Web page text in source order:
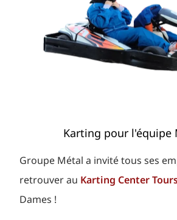
Karting pour l'équipe
Groupe Métal a invité tous ses
retrouver au Karting Center
Dames !